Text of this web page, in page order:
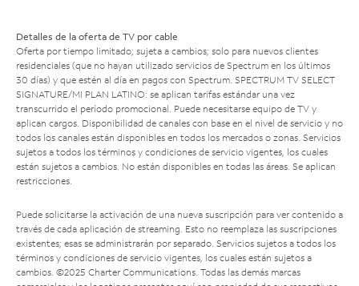
Detalles de la oferta de TV por cable
Oferta por tiempo limitado; sujeta a cambios; solo para nuevos clientes
residenciales (que no hayan utilizado servicios de Spectrum en los últimos
30 días) y que estén al día en pagos con Spectrum. SPECTRUM TV SELECT
SIGNATURE/MI PLAN LATINO: se aplican tarifas estándar una vez
transcurrido el período promocional. Puede necesitarse equipo de TV y
aplican cargos. Disponibilidad de canales con base en el nivel de servicio y no
todos los canales están disponibles en todos los mercados o zonas. Servicios
sujetos a todos los términos y condiciones de servicio vigentes, los cuales
están sujetos a cambios. No están disponibles en todas las áreas. Se aplican
restricciones.
Puede solicitarse la activación de una nueva suscripción para ver contenido a
través de cada aplicación de streaming. Esto no reemplaza las suscripciones
existentes; esas se administrarán por separado. Servicios sujetos a todos los
términos y condiciones de servicio vigentes, los cuales están sujetos a
cambios. ©2025 Charter Communications. Todas las demás marcas